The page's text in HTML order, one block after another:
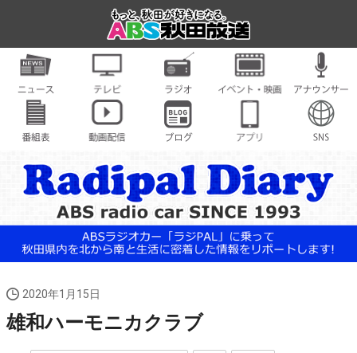
2020年1月15日
雄和ハーモニカクラブ